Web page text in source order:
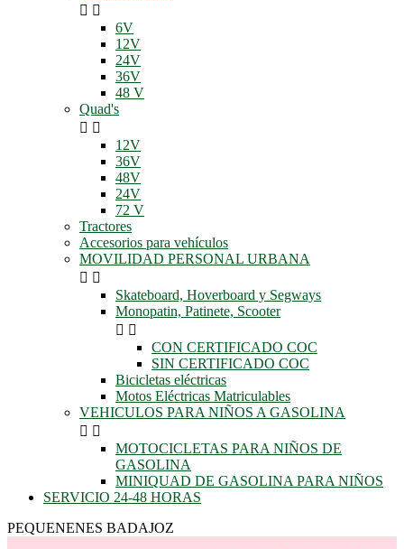
 
6V
12V
24V
36V
48 V
Quad's
 
12V
36V
48V
24V
72 V
Tractores
Accesorios para vehículos
MOVILIDAD PERSONAL URBANA
 
Skateboard, Hoverboard y Segways
Monopatin, Patinete, Scooter
 
CON CERTIFICADO COC
SIN CERTIFICADO COC
Bicicletas eléctricas
Motos Eléctricas Matriculables
VEHICULOS PARA NIÑOS A GASOLINA
 
MOTOCICLETAS PARA NIÑOS DE
GASOLINA
MINIQUAD DE GASOLINA PARA NIÑOS
SERVICIO 24-48 HORAS
PEQUENENES BADAJOZ